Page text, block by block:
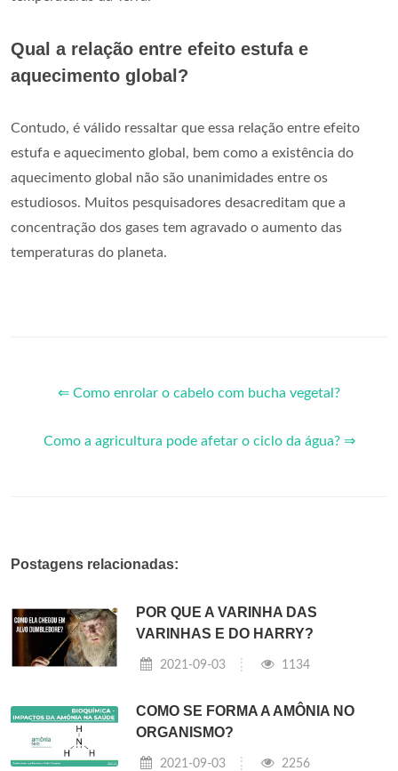
Qual a relação entre efeito estufa e
aquecimento global?
Contudo, é válido ressaltar que essa relação entre efeito
estufa e aquecimento global, bem como a existência do
aquecimento global não são unanimidades entre os
estudiosos. Muitos pesquisadores desacreditam que a
concentração dos gases tem agravado o aumento das
temperaturas do planeta.
⇐ Como enrolar o cabelo com bucha vegetal?
Como a agricultura pode afetar o ciclo da água? ⇒
Postagens relacionadas:
POR QUE A VARINHA DAS
VARINHAS E DO HARRY?
2021-09-03 1134
COMO SE FORMA A AMÔNIA NO
ORGANISMO?
2021-09-03 2256